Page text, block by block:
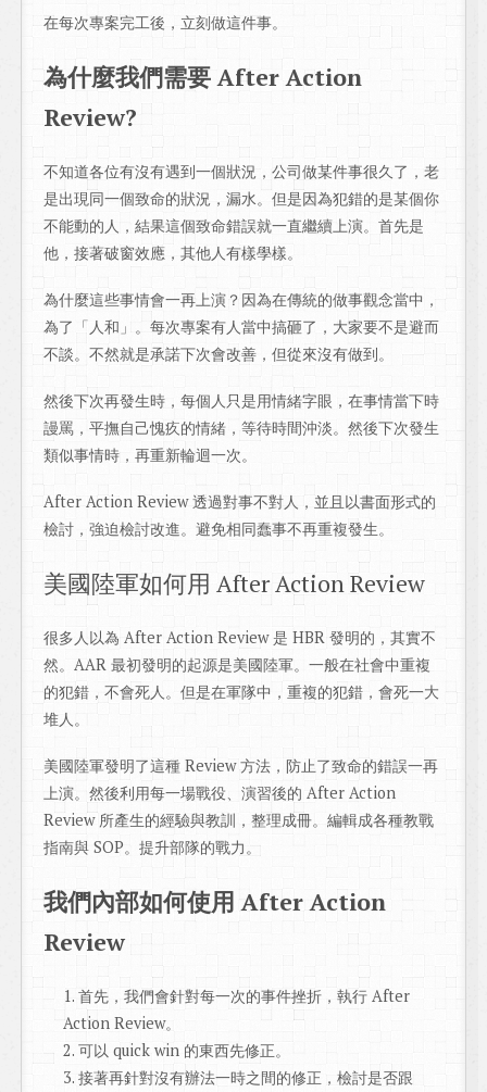
在每次專案完工後，立刻做這件事。
為什麼我們需要 After Action
Review?
不知道各位有沒有遇到一個狀況，公司做某件事很久了，老
是出現同一個致命的狀況，漏水。但是因為犯錯的是某個你
不能動的人，結果這個致命錯誤就一直繼續上演。首先是
他，接著破窗效應，其他人有樣學樣。
為什麼這些事情會一再上演？因為在傳統的做事觀念當中，
為了「人和」。每次專案有人當中搞砸了，大家要不是避而
不談。不然就是承諾下次會改善，但從來沒有做到。
然後下次再發生時，每個人只是用情緒字眼，在事情當下時
謾罵，平撫自己愧疚的情緒，等待時間沖淡。然後下次發生
類似事情時，再重新輪迴一次。
After Action Review 透過對事不對人，並且以書面形式的
檢討，強迫檢討改進。避免相同蠢事不再重複發生。
美國陸軍如何用 After Action Review
很多人以為 After Action Review 是 HBR 發明的，其實不
然。AAR 最初發明的起源是美國陸軍。一般在社會中重複
的犯錯，不會死人。但是在軍隊中，重複的犯錯，會死一大
堆人。
美國陸軍發明了這種 Review 方法，防止了致命的錯誤一再
上演。然後利用每一場戰役、演習後的 After Action
Review 所產生的經驗與教訓，整理成冊。編輯成各種教戰
指南與 SOP。提升部隊的戰力。
我們內部如何使用 After Action
Review
首先，我們會針對每一次的事件挫折，執行 After
Action Review。
可以 quick win 的東西先修正。
接著再針對沒有辦法一時之間的修正，檢討是否跟